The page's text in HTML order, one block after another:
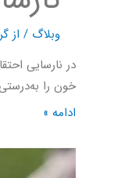
وبلاگ / از
خون را
ادامه »